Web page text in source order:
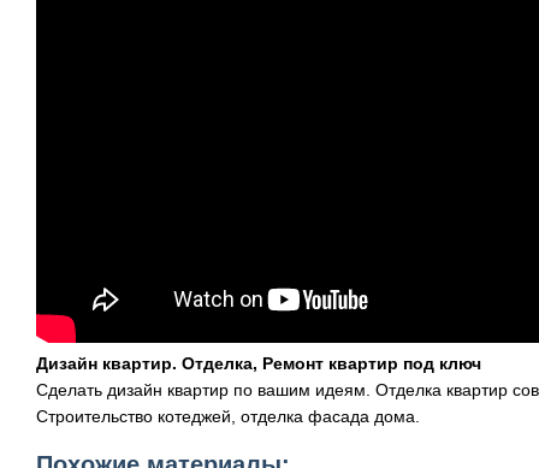
Дизайн квартир. Отделка, Ремонт квартир под ключ
Сделать дизайн квартир по вашим идеям. Отделка квартир
Строительство котеджей, отделка фасада дома.